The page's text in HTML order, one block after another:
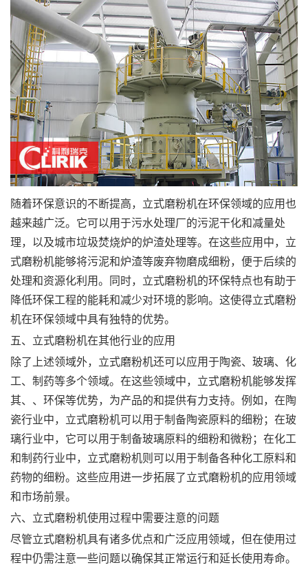
随着环保意识的不断提高，立式磨粉机在环保领域的应用也
越来越广泛。它可以用于污水处理厂的污泥干化和减量处
理，以及城市垃圾焚烧炉的炉渣处理等。在这些应用中，立
式磨粉机能够将污泥和炉渣等废弃物磨成细粉，便于后续的
处理和资源化利用。同时，立式磨粉机的环保特点也有助于
降低环保工程的能耗和减少对环境的影响。这使得立式磨粉
机在环保领域中具有独特的优势。
五、立式磨粉机在其他行业的应用
除了上述领域外，立式磨粉机还可以应用于陶瓷、玻璃、化
工、制药等多个领域。在这些领域中，立式磨粉机能够发挥
其、、环保等优势，为产品的和提供有力支持。例如，在陶
瓷行业中，立式磨粉机可以用于制备陶瓷原料的细粉；在玻
璃行业中，它可以用于制备玻璃原料的细粉和微粉；在化工
和制药行业中，立式磨粉机则可以用于制备各种化工原料和
药物的细粉。这些应用进一步拓展了立式磨粉机的应用领域
和市场前景。
六、立式磨粉机使用过程中需要注意的问题
尽管立式磨粉机具有诸多优点和广泛应用领域，但在使用过
程中仍需注意一些问题以确保其正常运行和延长使用寿命。